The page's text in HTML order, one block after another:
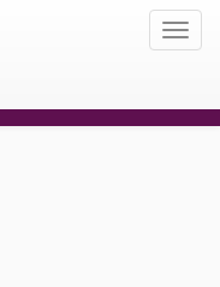
Toggle